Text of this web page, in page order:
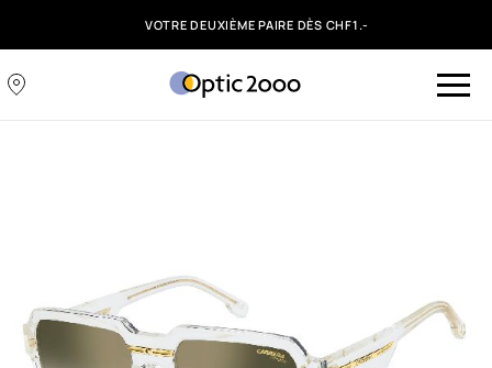
VOTRE DEUXIÈME PAIRE DÈS CHF1.-